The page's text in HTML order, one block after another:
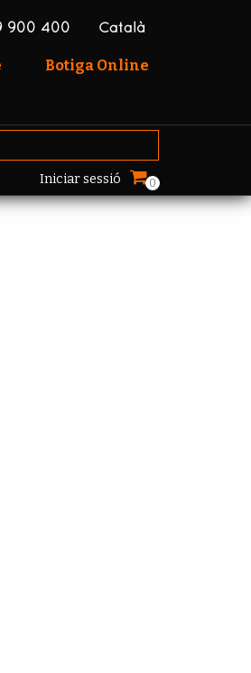
900 400 Català
Botiga Online
Iniciar sessió 0